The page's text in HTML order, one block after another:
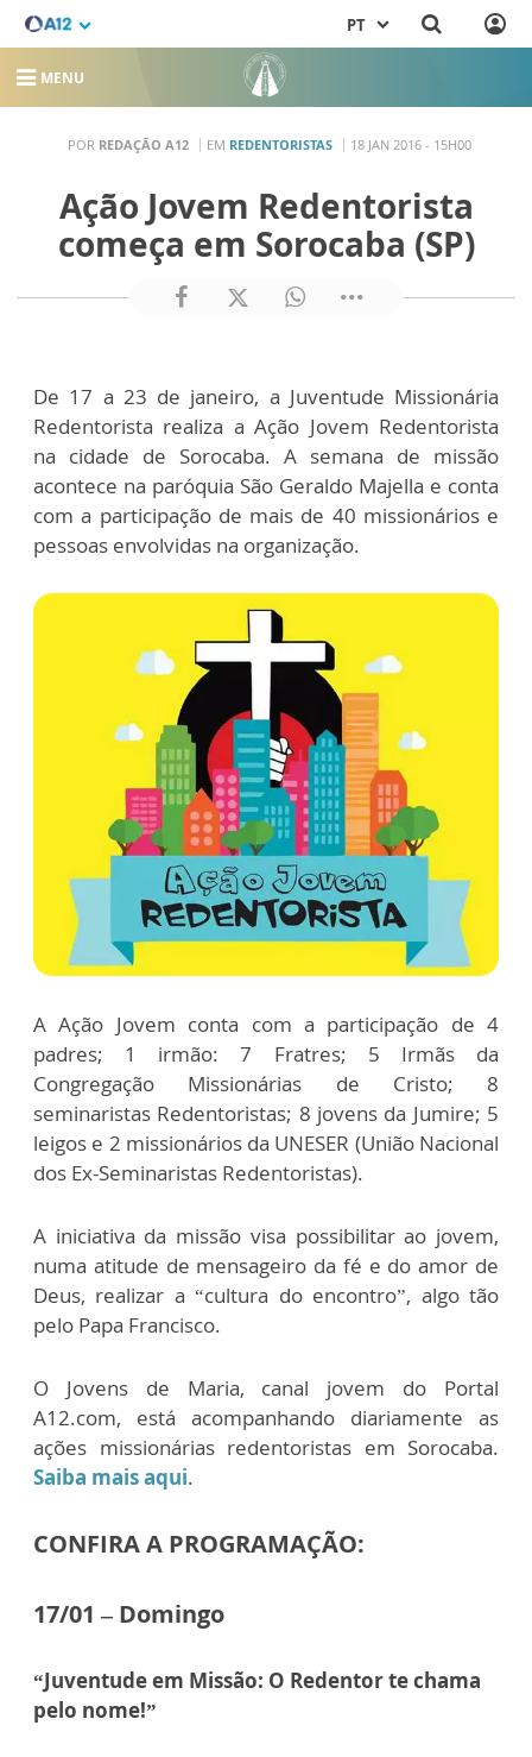
PT
MENU
POR REDAÇÃO A12 EM REDENTORISTAS 18 JAN 2016 - 15H00
Ação Jovem Redentorista
começa em Sorocaba (SP)
De 17 a 23 de janeiro, a Juventude Missionária
Redentorista realiza a Ação Jovem Redentorista
na cidade de Sorocaba. A semana de missão
acontece na paróquia São Geraldo Majella e conta
com a participação de mais de 40 missionários e
pessoas envolvidas na organização.
A Ação Jovem conta com a participação de 4
padres; 1 irmão: 7 Fratres; 5 Irmãs da
Congregação Missionárias de Cristo; 8
seminaristas Redentoristas; 8 jovens da Jumire; 5
leigos e 2 missionários da UNESER (União Nacional
dos Ex-Seminaristas Redentoristas).
A iniciativa da missão visa possibilitar ao jovem,
numa atitude de mensageiro da fé e do amor de
Deus, realizar a “cultura do encontro”, algo tão
pelo Papa Francisco.
O Jovens de Maria, canal jovem do Portal
A12.com, está acompanhando diariamente as
ações missionárias redentoristas em Sorocaba.
Saiba mais aqui.
CONFIRA A PROGRAMAÇÃO:
17/01 – Domingo
“Juventude em Missão: O Redentor te chama
pelo nome!”